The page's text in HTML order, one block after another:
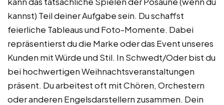
kannst) Teil deiner Aufgabe sein. Du schaffst
feierliche Tableaus und Foto-Momente. Dabei
repräsentierst du die Marke oder das Event unseres
Kunden mit Würde und Stil. In Schwedt/Oder bist du
bei hochwertigen Weihnachtsveranstaltungen
präsent. Du arbeitest oft mit Chören, Orchestern
oder anderen Engelsdarstellern zusammen. Dein